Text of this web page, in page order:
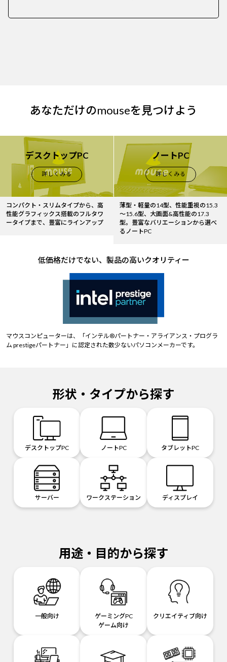
あなただけのmouseを見つけよう
デスクトップPC
詳しくみる
コンパクト・スリムタイプから、高
性能グラフィックス搭載のフルタワ
ータイプまで、豊富にラインアップ
ノートPC
詳しくみる
薄型・軽量の14型、性能重視の15.3
～15.6型、大画面&高性能の17.3
型。豊富なバリエーションから選べ
るノートPC
低価格だけでない、製品の高いクオリティー
マウスコンピューターは、「インテル®パートナー・アライアンス・プログラ
ム prestigeパートナー」に認定された数少ないパソコンメーカーです。
形状・タイプから探す
デスクトップPC ノートPC タブレットPC
サーバー ワークステーション ディスプレイ
用途・目的から探す
一般向け
ゲーミングPC
ゲーム向け
クリエイティブ向け